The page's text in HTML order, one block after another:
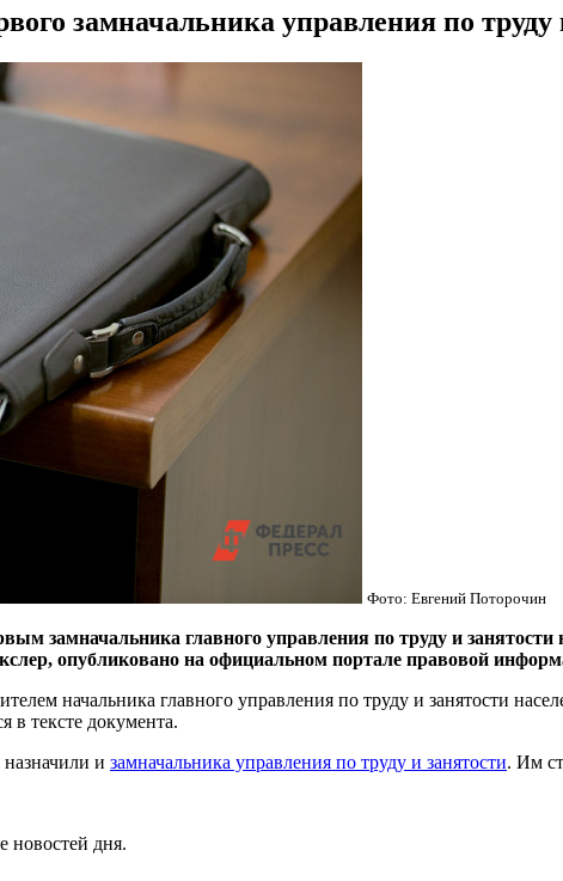
замначальника управления по труду
Фото: Евгений Поторочин
главного управления по труду и занятости
опубликовано на официальном портале правовой
начальника главного управления по труду и занятости
в тексте документа.
и замначальника управления по труду и занятости. Им
новостей дня.